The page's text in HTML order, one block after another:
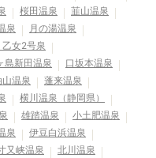
桜田温泉
韮山温泉
泉
月の湯温泉
女2号泉
島新田温泉
口坂本温泉
山温泉
蓬来温泉
横川温泉（静岡県）
雄踏温泉
小土肥温泉
泉
伊豆白浜温泉
又峡温泉
北川温泉